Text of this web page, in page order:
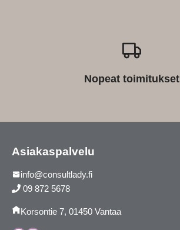
Nopeat toimitukset
Asiakaspalvelu
info@consultlady.fi
09 872 5678
Korsontie 7, 01450 Vantaa